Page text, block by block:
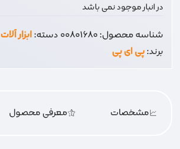
در انبار موجود نمی باشد
شناسه محصول:00801680دسته:ابزار
برند:پی ای پی
مشخصات معرفی محصول